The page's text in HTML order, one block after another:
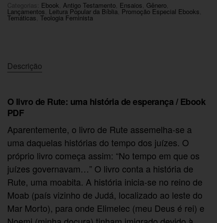
Categorias: Ebook Antigo Testamento Ensaios Gênero
Lançamentos Leitura Popular da Bíblia Promoção Especial Ebooks
Temáticas Teologia Feminista
Descrição
O livro de Rute: uma história de esperança / Ebook
PDF
Aparentemente, o livro de Rute assemelha-se a
uma daquelas histórias do tempo dos juízes. O
próprio livro começa assim: “No tempo em que os
juízes governavam…” O livro conta a história de
Rute, uma moabita. A história inicia-se no reino de
Moab (país vizinho de Judá, localizado ao leste do
Mar Morto), para onde Elimelec (meu Deus é rei) e